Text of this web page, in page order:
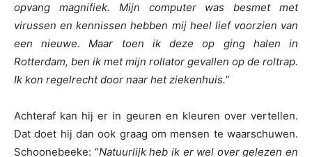
opvang magnifiek. Mijn computer was besmet met
virussen en kennissen hebben mij heel lief voorzien van
een nieuwe. Maar toen ik deze op ging halen in
Rotterdam, ben ik met mijn rollator gevallen op de roltrap.
Ik kon regelrecht door naar het ziekenhuis.”
Achteraf kan hij er in geuren en kleuren over vertellen.
Dat doet hij dan ook graag om mensen te waarschuwen.
Schoonebeeke: “Natuurlijk heb ik er wel over gelezen en